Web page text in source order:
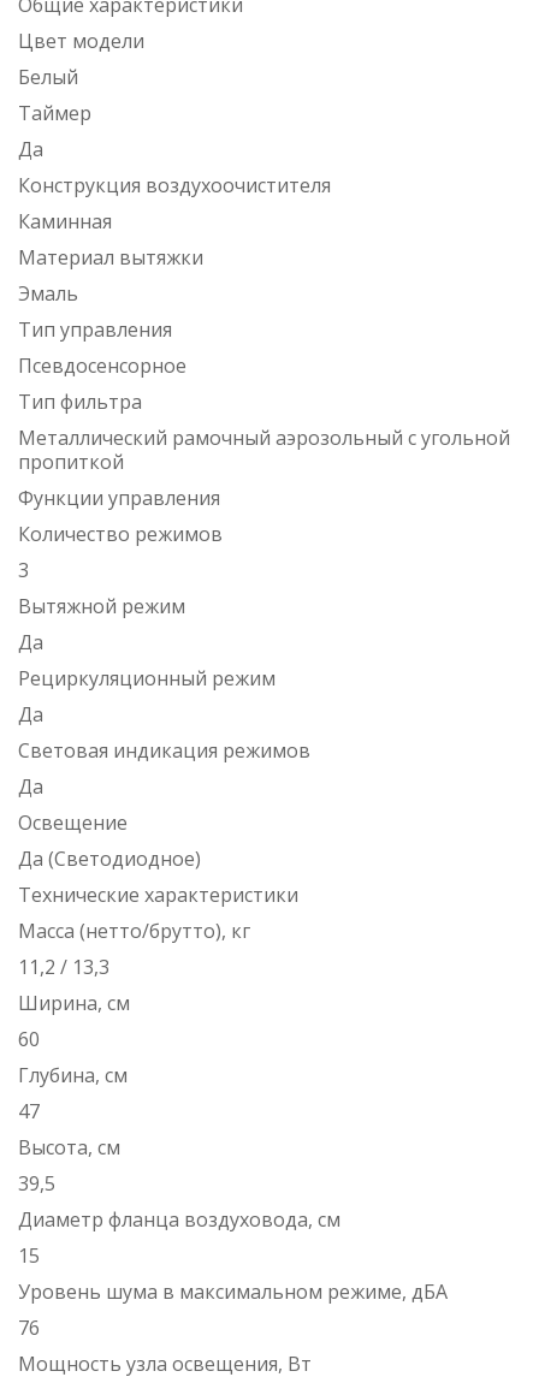
Общие характеристики
Цвет модели
Белый
Таймер
Да
Конструкция воздухоочистителя
Каминная
Материал вытяжки
Эмаль
Тип управления
Псевдосенсорное
Тип фильтра
Металлический рамочный аэрозольный с угольной
пропиткой
Функции управления
Количество режимов
3
Вытяжной режим
Да
Рециркуляционный режим
Да
Световая индикация режимов
Да
Освещение
Да (Светодиодное)
Технические характеристики
Масса (нетто/брутто), кг
11,2 / 13,3
Ширина, см
60
Глубина, см
47
Высота, см
39,5
Диаметр фланца воздуховода, см
15
Уровень шума в максимальном режиме, дБА
76
Мощность узла освещения, Вт